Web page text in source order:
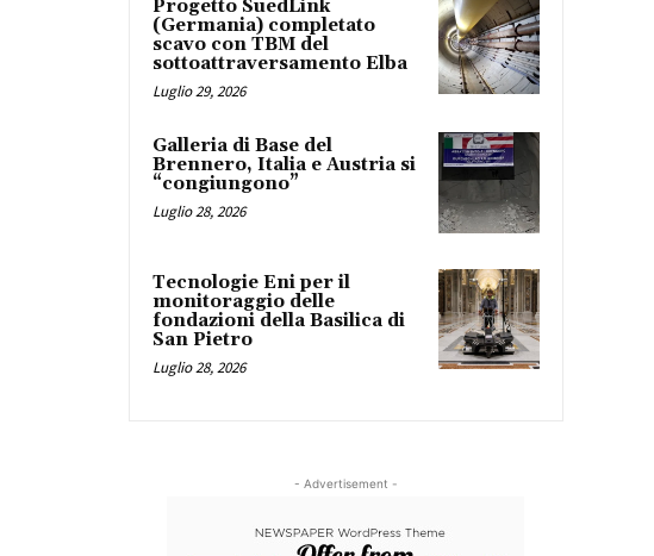
Progetto SuedLink
(Germania) completato
scavo con TBM del
sottoattraversamento Elba
Luglio 29, 2026
Galleria di Base del
Brennero, Italia e Austria si
“congiungono”
Luglio 28, 2026
Tecnologie Eni per il
monitoraggio delle
fondazioni della Basilica di
San Pietro
Luglio 28, 2026
- Advertisement -